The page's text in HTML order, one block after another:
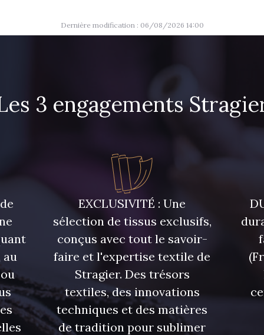
Dernière modification : 06/08/2026 14:00
3 engagements
EXCLUSIVITÉ : Une
sélection de tissus exclusifs,
conçus avec tout le savoir-
faire et l'expertise textile de
Stragier. Des trésors
textiles, des innovations
techniques et des matières
de tradition pour sublimer